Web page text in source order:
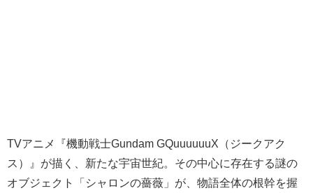
TVアニメ『機動戦士Gundam GQuuuuuuX（ジークアク
ス）』が描く、新たな宇宙世紀。その中心に存在する謎の
オブジェクト「シャロンの薔薇」が、物語全体の根幹を握